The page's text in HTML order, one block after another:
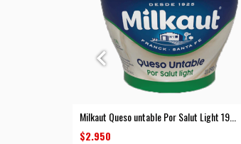
Milkaut Queso untable Por Salut Light 19...
$2.950